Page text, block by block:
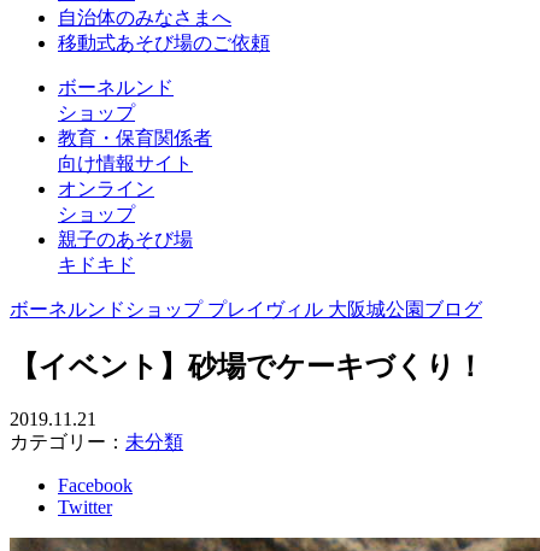
自治体のみなさまへ
移動式あそび場のご依頼
ボーネルンド
ショップ
教育・保育関係者
向け情報サイト
オンライン
ショップ
親子のあそび場
キドキド
ボーネルンドショップ プレイヴィル 大阪城公園ブログ
【イベント】砂場でケーキづくり！
2019.11.21
カテゴリー： 未分類
Facebook
Twitter